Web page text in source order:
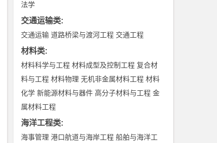
法学
交通运输类:
交通运输 道路桥梁与渡河工程 交通工程
材料类:
材料科学与工程 材料成型及控制工程 复合材
料与工程 材料物理 无机非金属材料工程 材料
化学 新能源材料与器件 高分子材料与工程 金
属材料工程
海洋工程类:
海事管理 港口航道与海岸工程 船舶与海洋工